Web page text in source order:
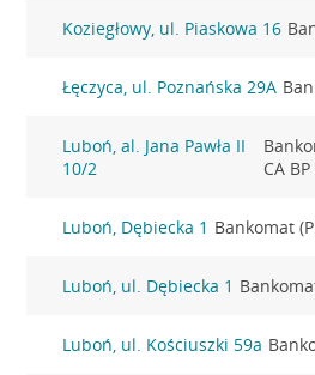
Koziegłowy, ul. Piaskowa 16
Łęczyca, ul. Poznańska 29A
Luboń, al. Jana Pawła II
10/2
CA BP
Luboń, Dębiecka 1 Bankomat
Luboń, ul. Dębiecka 1
Luboń, ul. Kościuszki 59a